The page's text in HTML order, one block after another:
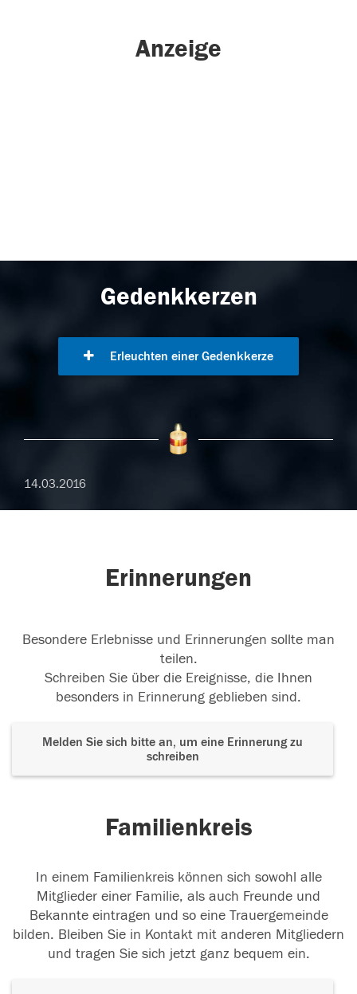
Anzeige
Gedenkkerzen
Erleuchten einer Gedenkkerze
14.03.2016
Erinnerungen
Besondere Erlebnisse und Erinnerungen sollte man
teilen.
Schreiben Sie über die Ereignisse, die Ihnen
besonders in Erinnerung geblieben sind.
Melden Sie sich bitte an, um eine Erinnerung zu
schreiben
Familienkreis
In einem Familienkreis können sich sowohl alle
Mitglieder einer Familie, als auch Freunde und
Bekannte eintragen und so eine Trauergemeinde
bilden. Bleiben Sie in Kontakt mit anderen Mitgliedern
und tragen Sie sich jetzt ganz bequem ein.